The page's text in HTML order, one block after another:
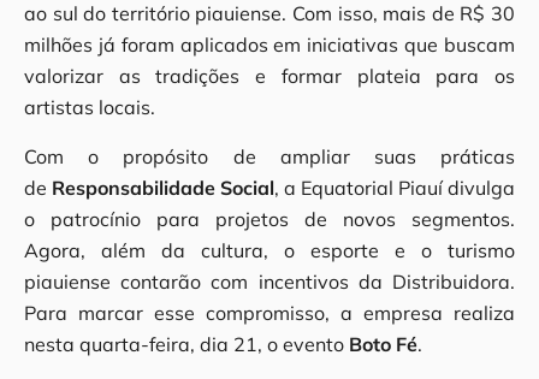
ao sul do território piauiense. Com isso, mais de R$ 30
milhões já foram aplicados em iniciativas que buscam
valorizar as tradições e formar plateia para os
artistas locais.
Com o propósito de ampliar suas práticas
de Responsabilidade Social, a Equatorial Piauí divulga
o patrocínio para projetos de novos segmentos.
Agora, além da cultura, o esporte e o turismo
piauiense contarão com incentivos da Distribuidora.
Para marcar esse compromisso, a empresa realiza
nesta quarta-feira, dia 21, o evento Boto Fé.